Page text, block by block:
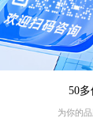
50
为你的